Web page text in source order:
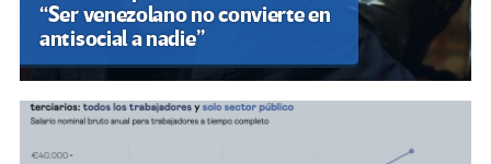
“Ser venezolano no convierte en
antisocial a nadie”